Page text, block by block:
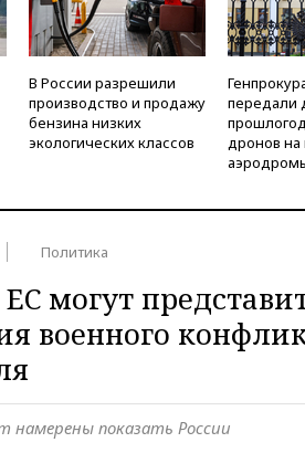
В России разрешили
производство и продажу
бензина низких
экологических классов
передали
дронов на
Политика
могут
военного
намерены показать России